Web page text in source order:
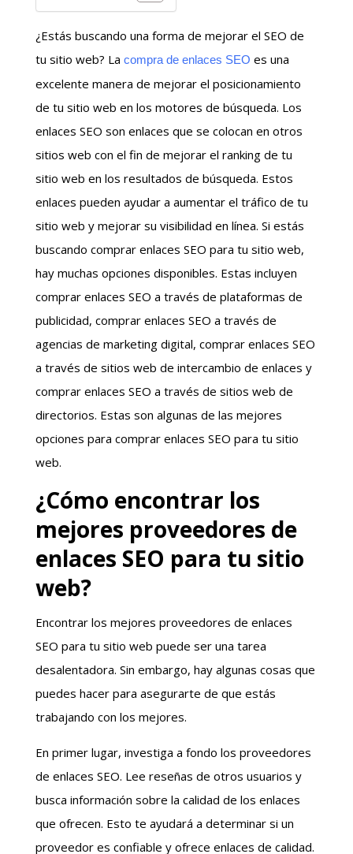
¿Estás buscando una forma de mejorar el SEO de
tu sitio web? La compra de enlaces SEO es una
excelente manera de mejorar el posicionamiento
de tu sitio web en los motores de búsqueda. Los
enlaces SEO son enlaces que se colocan en otros
sitios web con el fin de mejorar el ranking de tu
sitio web en los resultados de búsqueda. Estos
enlaces pueden ayudar a aumentar el tráfico de tu
sitio web y mejorar su visibilidad en línea. Si estás
buscando comprar enlaces SEO para tu sitio web,
hay muchas opciones disponibles. Estas incluyen
comprar enlaces SEO a través de plataformas de
publicidad, comprar enlaces SEO a través de
agencias de marketing digital, comprar enlaces SEO
a través de sitios web de intercambio de enlaces y
comprar enlaces SEO a través de sitios web de
directorios. Estas son algunas de las mejores
opciones para comprar enlaces SEO para tu sitio
web.
¿Cómo encontrar los
mejores proveedores de
enlaces SEO para tu sitio
web?
Encontrar los mejores proveedores de enlaces
SEO para tu sitio web puede ser una tarea
desalentadora. Sin embargo, hay algunas cosas que
puedes hacer para asegurarte de que estás
trabajando con los mejores.
En primer lugar, investiga a fondo los proveedores
de enlaces SEO. Lee reseñas de otros usuarios y
busca información sobre la calidad de los enlaces
que ofrecen. Esto te ayudará a determinar si un
proveedor es confiable y ofrece enlaces de calidad.